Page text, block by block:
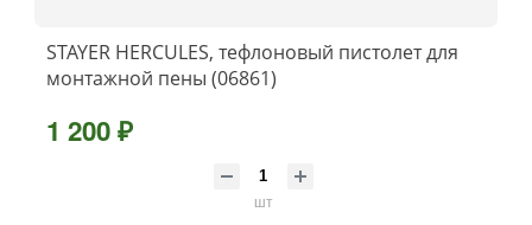
STAYER HERCULES, тефлоновый пистолет для
монтажной пены (06861)
1 200 ₽
шт